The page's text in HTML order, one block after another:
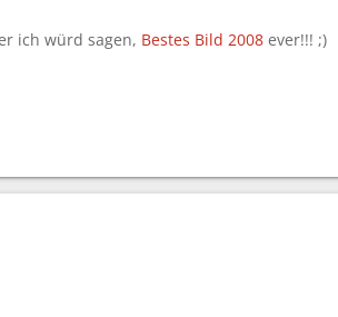
ich würd sagen, Bestes Bild 2008 ever!!! ;)